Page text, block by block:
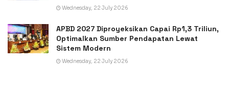
Wednesday, 22 July 2026
APBD 2027 Diproyeksikan Capai Rp1,3 Triliun,
Optimalkan Sumber Pendapatan Lewat
Sistem Modern
Wednesday, 22 July 2026